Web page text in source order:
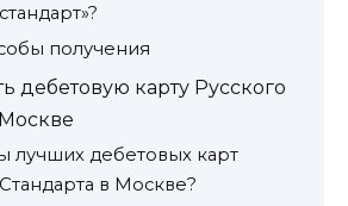
получения
дебетовую карту Русского
лучших дебетовых карт
в Москве?